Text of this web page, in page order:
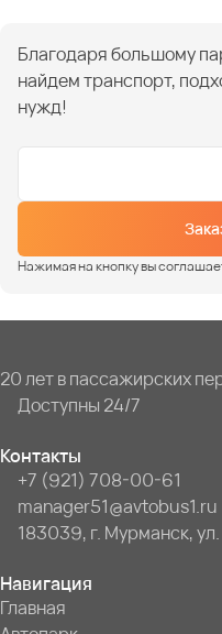
Благодаря большому
найдем транспорт,
нужд!
Нажимая на кнопку вы
20 лет в пассажирских
Доступны 24/7
Контакты
+7 (921) 708-00-61
manager51@avtobus1.ru
183039, г. Мурманск,
Навигация
Главная